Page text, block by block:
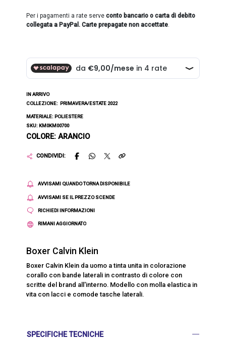
Per i pagamenti a rate serveconto bancario o carta di debito
collegata a PayPal. Carte prepagate non accettate.
IN ARRIVO
COLLEZIONE: PRIMAVERA/ESTATE 2022
MATERIALE: POLIESTERE
SKU: KM0KM00700
COLORE: ARANCIO
CONDIVIDI:
AVVISAMI QUANDO TORNA DISPONIBILE
AVVISAMI SE IL PREZZO SCENDE
RICHIEDI INFORMAZIONI
RIMANI AGGIORNATO
Boxer Calvin Klein
Boxer Calvin Klein da uomo a tinta unita in colorazione
corallo con bande laterali in contrasto di colore con
scritte del brand all'interno. Modello con molla elastica in
vita con lacci e comode tasche laterali.
SPECIFICHE TECNICHE